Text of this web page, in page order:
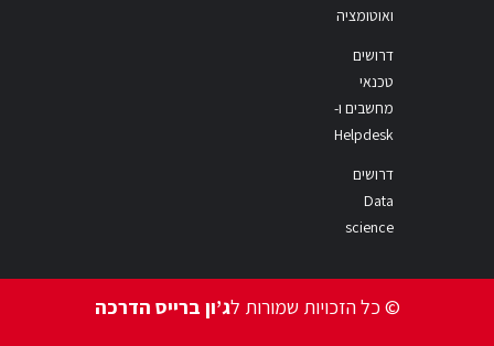
ואוטומציה
דרושים
טכנאי
מחשבים ו-
Helpdesk
דרושים
Data
science
© כל הזכויות שמורות לג’ון ברייס הדרכה